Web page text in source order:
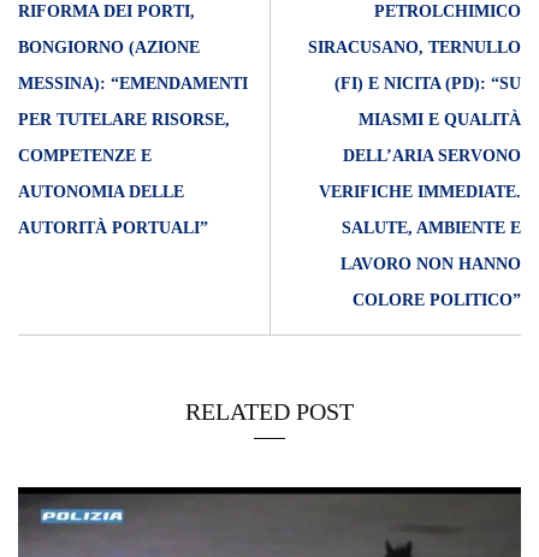
RIFORMA DEI PORTI,
BONGIORNO (AZIONE
MESSINA): “EMENDAMENTI
PER TUTELARE RISORSE,
COMPETENZE E
AUTONOMIA DELLE
AUTORITÀ PORTUALI”
PETROLCHIMICO
SIRACUSANO, TERNULLO
(FI) E NICITA (PD): “SU
MIASMI E QUALITÀ
DELL’ARIA SERVONO
VERIFICHE IMMEDIATE.
SALUTE, AMBIENTE E
LAVORO NON HANNO
COLORE POLITICO”
RELATED POST